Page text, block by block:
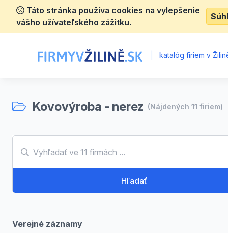
Táto stránka používa cookies na vylepšenie
vášho užívateľského zážitku.
katalóg firiem v
Kovovýroba - nerez (Nájdených 11 firiem)
Hľadať
Verejné záznamy